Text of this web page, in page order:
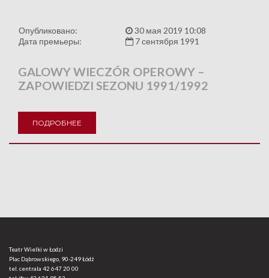
Опубликовано:
30 мая 2019 10:08
Дата премьеры:
7 сентября 1991
GALOWY WIECZÓR OPEROWY –
ZAPOWIEDZI SEZONU 1991/1992
ПОДРОБНЕЕ
Teatr Wielki w Łodzi
Plac Dąbrowskiego, 90-249 Łódź
tel. centrala 42 647 20 00